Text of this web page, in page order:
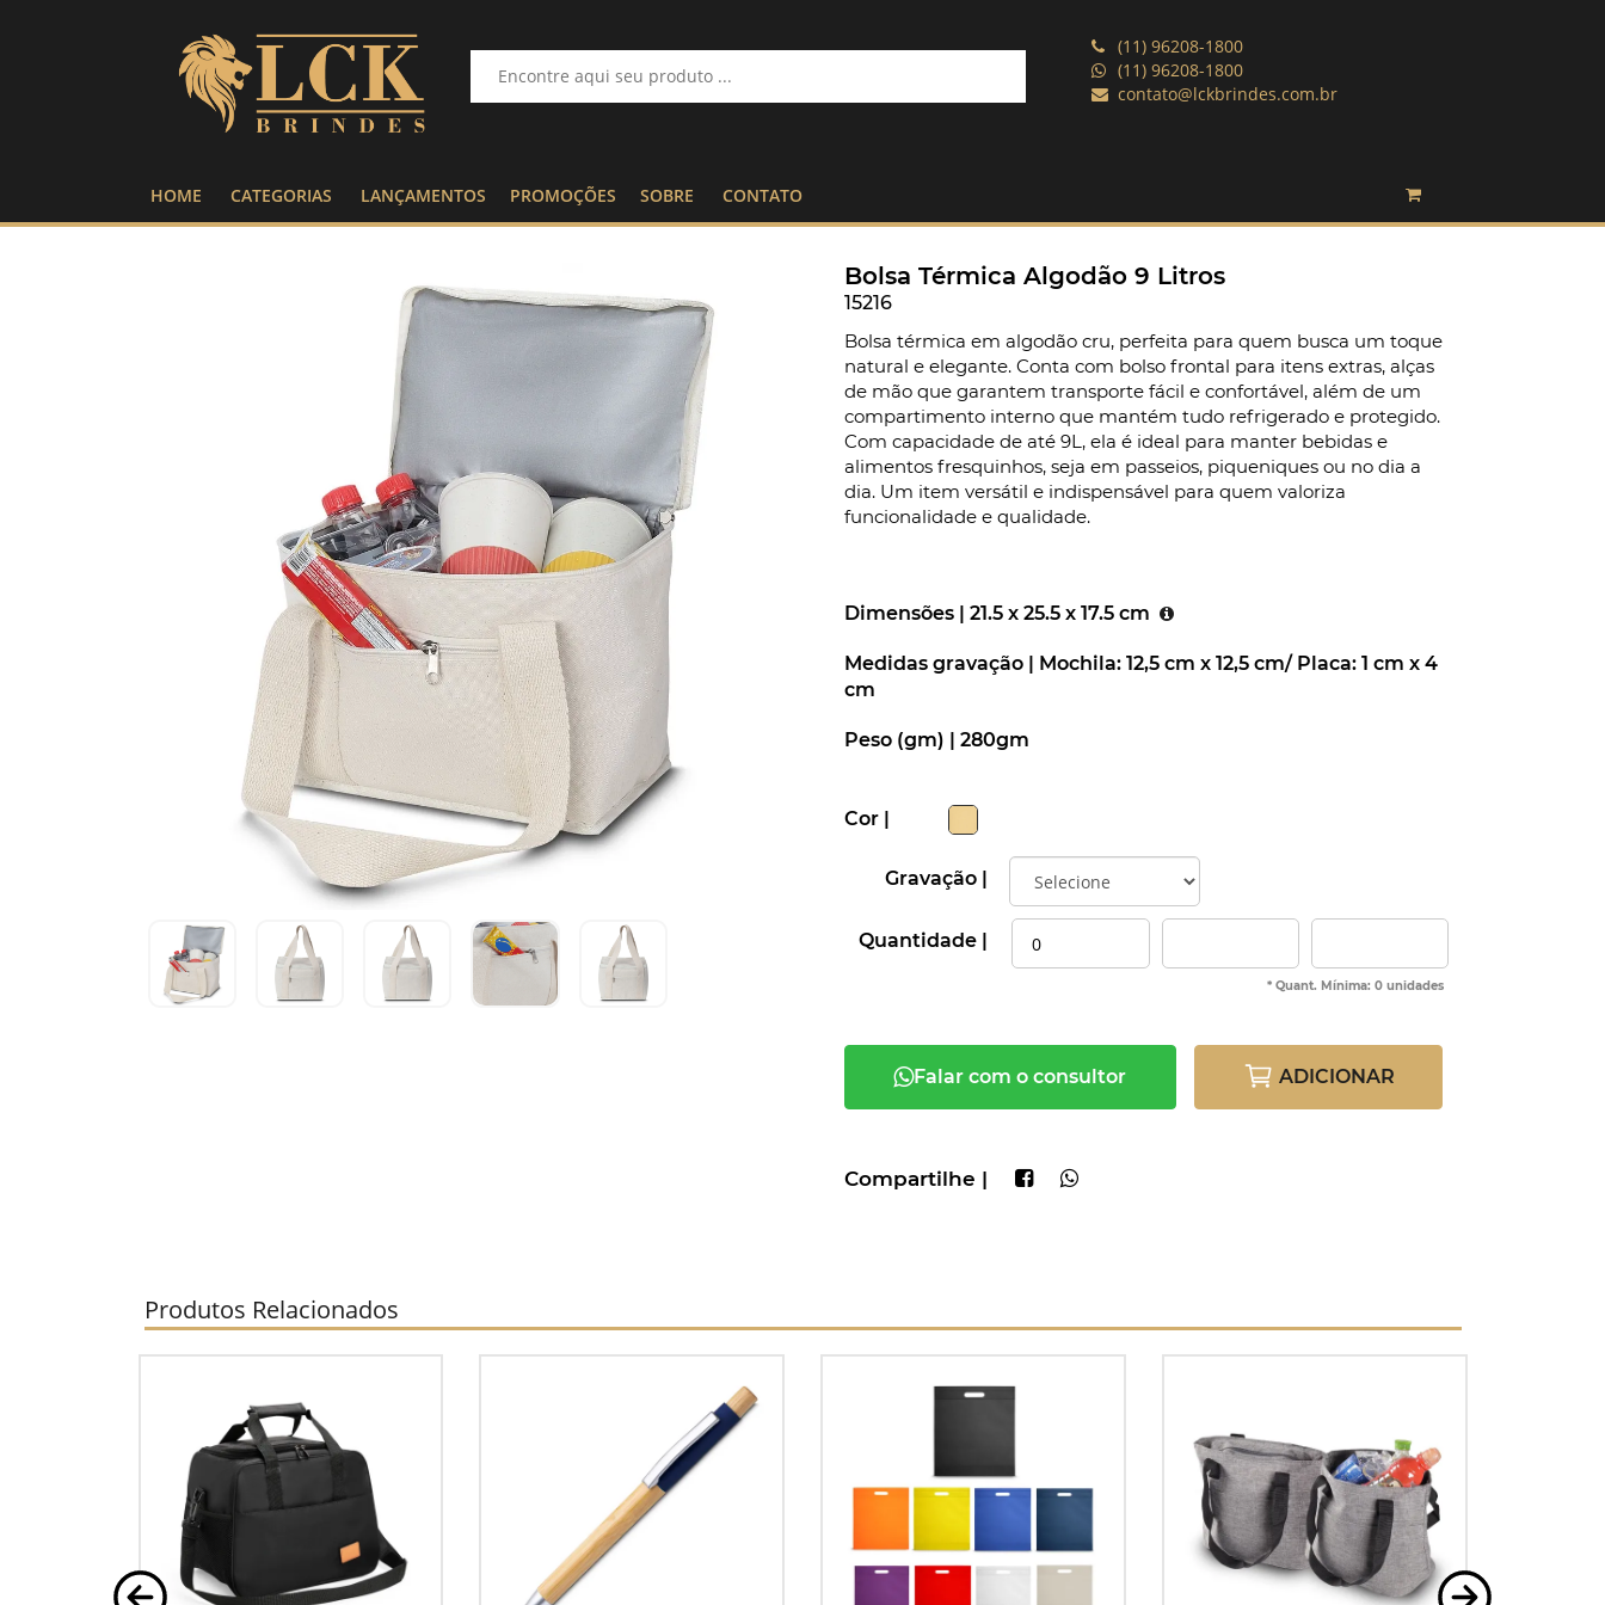
(11) 96208-1800
(11) 96208-1800
contato@lckbrindes.com.br
HOME CATEGORIAS LANÇAMENTOS PROMOÇÕES SOBRE CONTATO
Bolsa Térmica Algodão 9 Litros
15216
Bolsa térmica em algodão cru, perfeita para quem busca um toque
natural e elegante. Conta com bolso frontal para itens extras, alças
de mão que garantem transporte fácil e confortável, além de um
compartimento interno que mantém tudo refrigerado e protegido.
Com capacidade de até 9L, ela é ideal para manter bebidas e
alimentos fresquinhos, seja em passeios, piqueniques ou no dia a
dia. Um item versátil e indispensável para quem valoriza
funcionalidade e qualidade.
Dimensões | 21.5 x 25.5 x 17.5 cm
Medidas gravação |
Mochila: 12,5 cm x 12,5 cm/ Placa: 1 cm x 4
cm
Peso (gm) | 280gm
Cor |
Gravação |
Quantidade |
* Quant. Mínima: 0 unidades
Falar com o consultor ADICIONAR
Compartilhe |
Produtos Relacionados